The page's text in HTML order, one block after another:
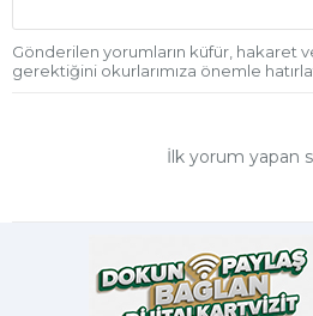
Gönderilen yorumların küfür, hakaret
gerektiğini okurlarımıza önemle
İlk yorum yapan